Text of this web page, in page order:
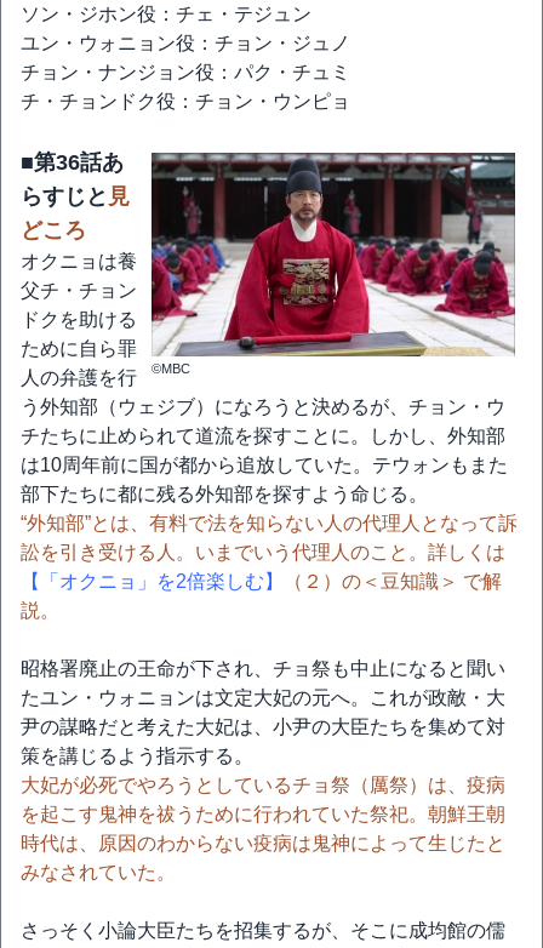
ソン・ジホン役：チェ・テジュン
ユン・ウォニョン役：チョン・ジュノ
チョン・ナンジョン役：パク・チュミ
チ・チョンドク役：チョン・ウンピョ
©MBC
■第36話あ
らすじと 見
どころ
オクニョは養
父チ・チョン
ドクを助ける
ために自ら罪
人の弁護を行
う外知部（ウェジブ）になろうと決めるが、チョン・ウ
チたちに止められて道流を探すことに。しかし、外知部
は10周年前に国が都から追放していた。テウォンもまた
部下たちに都に残る外知部を探すよう命じる。
“外知部”とは、有料で法を知らない人の代理人となって訴
訟を引き受ける人。いまでいう代理人のこと。詳しくは
【「オクニョ」を2倍楽しむ】
（２）の＜豆知識＞ で解
説。
昭格署廃止の王命が下され、チョ祭も中止になると聞い
たユン・ウォニョンは文定大妃の元へ。これが政敵・大
尹の謀略だと考えた大妃は、小尹の大臣たちを集めて対
策を講じるよう指示する。
大妃が必死でやろうとしているチョ祭（厲祭）は、疫病
を起こす鬼神を祓うために行われていた祭祀。朝鮮王朝
時代は、原因のわからない疫病は鬼神によって生じたと
みなされていた。
さっそく小論大臣たちを招集するが、そこに成均館の儒